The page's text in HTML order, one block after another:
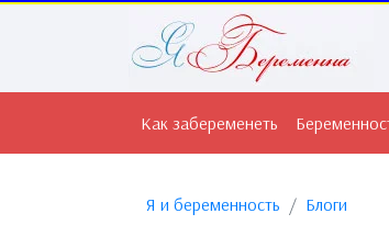
Как забеременеть
Я и беременность Блоги